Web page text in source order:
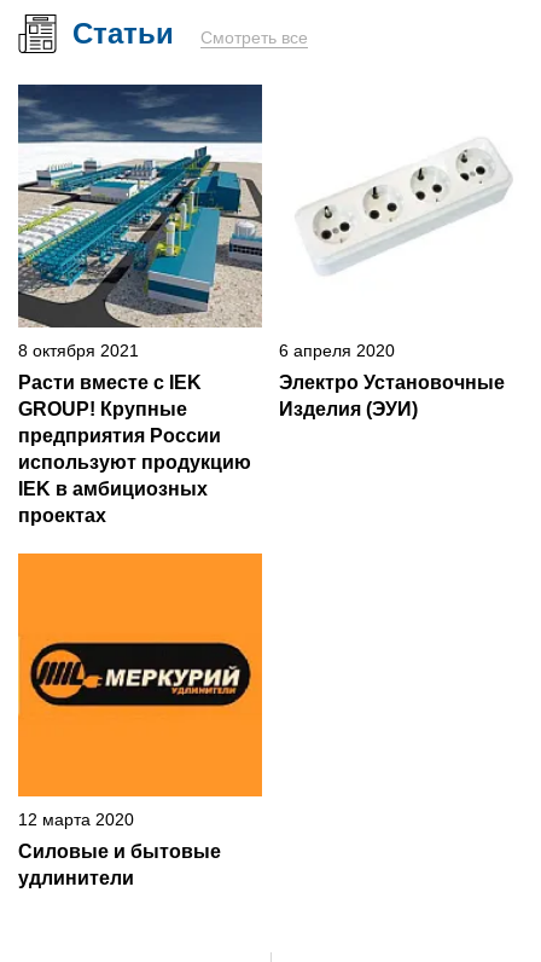
Статьи Смотреть все
8 октября 2021
Расти вместе с IEK
GROUP! Крупные
предприятия России
используют продукцию
IEK в амбициозных
проектах
6 апреля 2020
Электро Установочные
Изделия (ЭУИ)
12 марта 2020
Силовые и бытовые
удлинители